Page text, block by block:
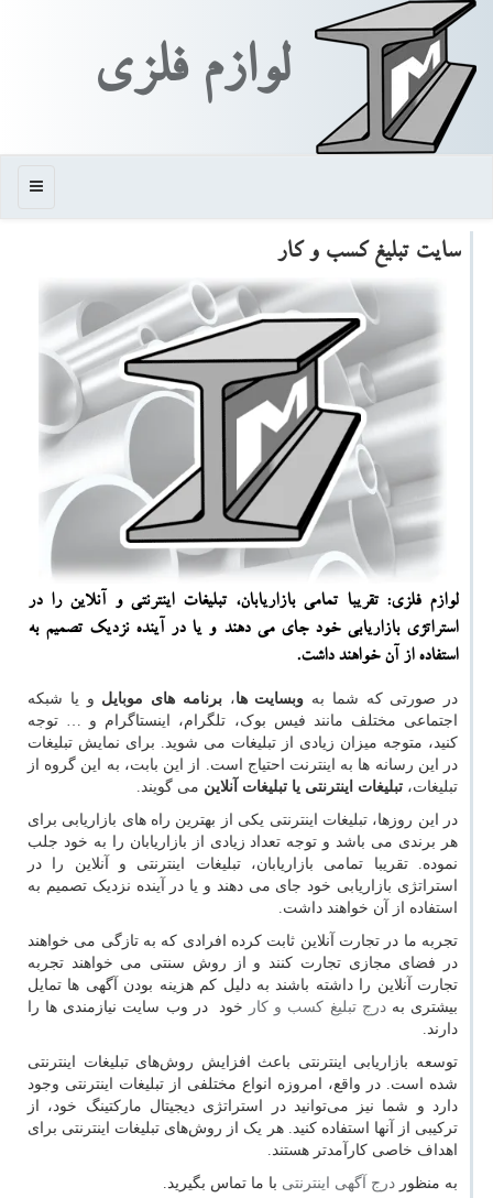
لوازم فلزی
منو
سایت تبلیغ كسب و كار
لوازم فلزی: تقریبا تمامی بازاریابان، تبلیغات اینترنتی و آنلاین را در
استراتژی بازاریابی خود جای می دهند و یا در آینده نزدیك تصمیم به
استفاده از آن خواهند داشت.
در صورتی که شما به وبسایت ها،برنامه های موبایل و یا شبکه
اجتماعی مختلف مانند فیس بوک، تلگرام، اینستاگرام و … توجه
کنید، متوجه میزان زیادی از تبلیغات می شوید. برای نمایش تبلیغات
در این رسانه ها به اینترنت احتیاج است. از این بابت، به این گروه از
تبلیغات، تبلیغات اینترنتی یا تبلیغات آنلاین می گویند.
در این روزها، تبلیغات اینترنتی یکی از بهترین راه های بازاریابی برای
هر برندی می باشد و توجه تعداد زیادی از بازاریابان را به خود جلب
نموده. تقریبا تمامی بازاریابان، تبلیغات اینترنتی و آنلاین را در
استراتژی بازاریابی خود جای می دهند و یا در آینده نزدیک تصمیم به
استفاده از آن خواهند داشت.
تجربه ما در تجارت آنلاین ثابت کرده افرادی که به تازگی می خواهند
در فضای مجازی تجارت کنند و از روش سنتی می خواهند تجربه
تجارت آنلاین را داشته باشند به دلیل کم هزینه بودن آگهی ها تمایل
بیشتری بهدرج تبلیغ کسب و کار
خود در وب سایت نیازمندی ها را
دارند.
توسعه بازاریابی اینترنتی باعث افزایش روش‌های تبلیغات اینترنتی
شده است. در واقع، امروزه انواع مختلفی از تبلیغات اینترنتی وجود
دارد و شما نیز می‌توانید در استراتژی دیجیتال مارکتینگ خود، از
ترکیبی از آنها استفاده کنید. هر یک از روش‌های تبلیغات اینترنتی برای
اهداف خاصی کارآمدتر هستند.
به منظور درج آگهی اینترنتی با ما تماس بگیرید.